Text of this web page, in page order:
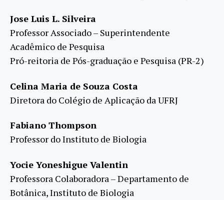
Jose Luis L. Silveira
Professor Associado – Superintendente
Acadêmico de Pesquisa
Pró-reitoria de Pós-graduação e Pesquisa (PR-2)
Celina Maria de Souza Costa
Diretora do Colégio de Aplicação da UFRJ
Fabiano Thompson
Professor do Instituto de Biologia
Yocie Yoneshigue Valentin
Professora Colaboradora – Departamento de
Botânica, Instituto de Biologia